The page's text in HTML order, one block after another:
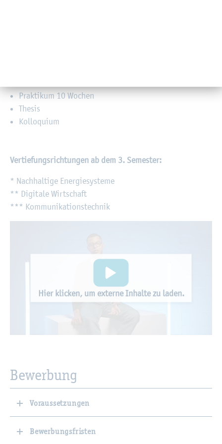
Prak­ti­kum 10 Wo­chen
The­sis
Kol­lo­qui­um
Ver­tie­fungs­rich­tun­gen ab dem 3. Se­mes­ter:
* Nach­hal­ti­ge En­er­gie­sys­te­me
** Di­gi­ta­le Wirt­schaft
*** Kom­mu­ni­ka­ti­ons­tech­nik
Hier kli­cken, um ex­ter­ne In­hal­te zu laden.
Be­wer­bung
Voraussetzungen
Bewerbungsfristen